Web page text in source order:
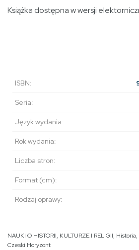
Książka dostępna w wersji
ISBN:
Seria:
Język wydania:
Rok wydania:
Liczba stron:
Format (cm):
Rodzaj oprawy:
NAUKI O HISTORII, KULTURZE I RELIGII, Historia,
Czeski Horyzont